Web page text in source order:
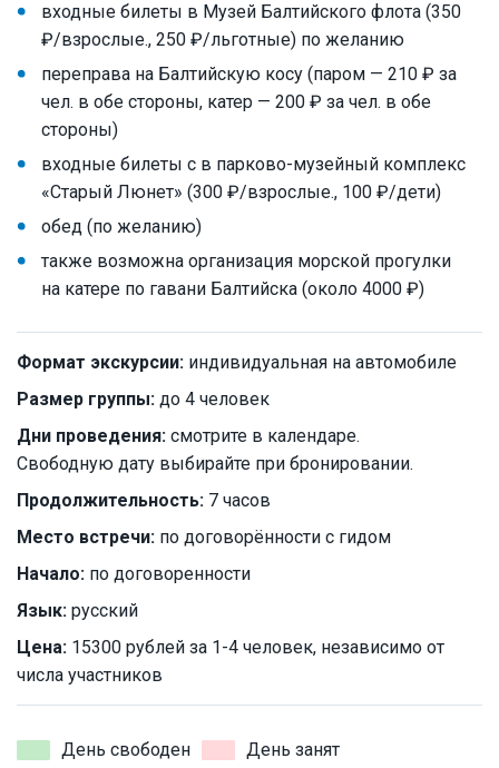
входные билеты в Музей Балтийского флота (350
₽/взрослые., 250 ₽/льготные) по желанию
переправа на Балтийскую косу (паром — 210 ₽ за
чел. в обе стороны, катер — 200 ₽ за чел. в обе
стороны)
входные билеты с в парково-музейный комплекс
«Старый Люнет» (300 ₽/взрослые., 100 ₽/дети)
обед (по желанию)
также возможна организация морской прогулки
на катере по гавани Балтийска (около 4000 ₽)
Формат экскурсии: индивидуальная на автомобиле
Размер группы: до 4 человек
Дни проведения: смотрите в календаре.
Свободную дату выбирайте при бронировании.
Продолжительность: 7 часов
Место встречи: по договорённости с гидом
Начало: по договоренности
Язык: русский
Цена: 15300 рублей за 1-4 человек, независимо от
числа участников
День свободен
День занят